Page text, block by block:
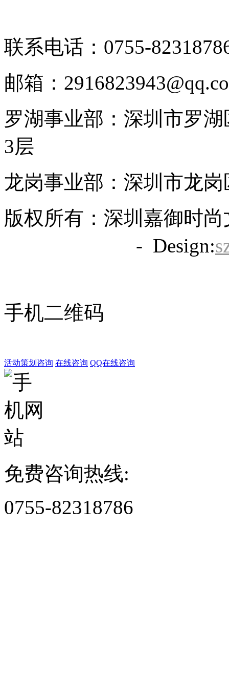
联系电话：0755-
邮箱：
罗湖事业部：深圳市罗
3层
龙岗事业部：深圳市龙
版权所有：深圳嘉御时
- Design:
手机二维码
活动策划咨询 在线咨询 QQ在线咨询
免费咨询热线:
0755-82318786